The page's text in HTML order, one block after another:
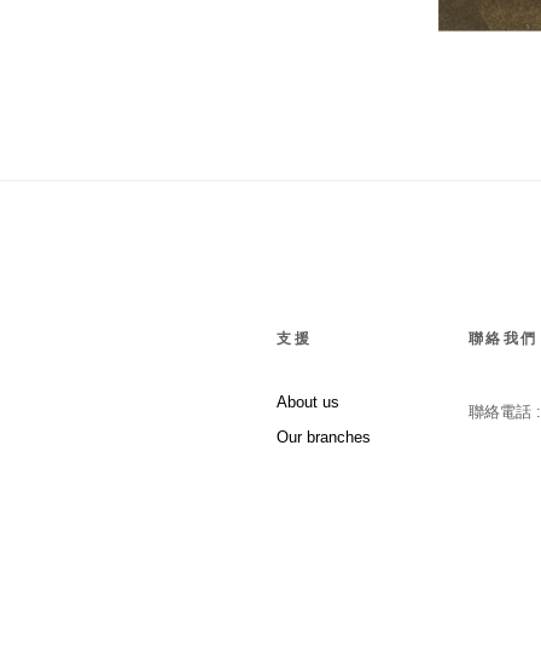
支援
About us
Our branches
聯絡我們
聯絡電話 :